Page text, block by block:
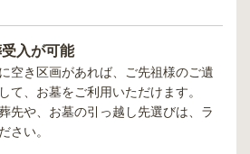
入が可能
に空き区画があれば、ご先祖様のご遺
て、お墓をご利用いただけます。
先や、お墓の引っ越し先選びは、ラ
さい。